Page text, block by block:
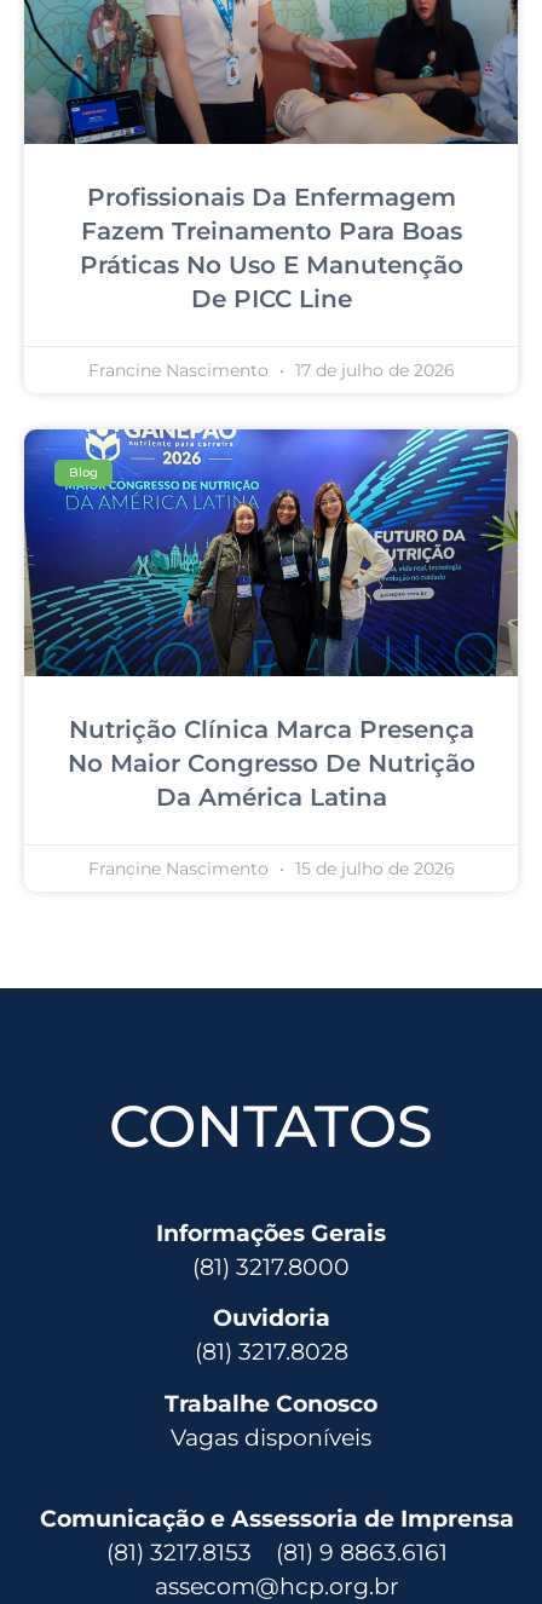
Profissionais Da Enfermagem
Fazem Treinamento Para Boas
Práticas No Uso E Manutenção
De PICC Line
Francine Nascimento 17 de julho de 2026
Blog
Nutrição Clínica Marca Presença
No Maior Congresso De Nutrição
Da América Latina
Francine Nascimento 15 de julho de 2026
CONTATOS
Informações Gerais
(81) 3217.8000
Ouvidoria
(81) 3217.8028
Trabalhe Conosco
Vagas disponíveis
Comunicação e Assessoria de Imprensa
(81) 3217.8153 (81) 9 8863.6161
assecom@hcp.org.br